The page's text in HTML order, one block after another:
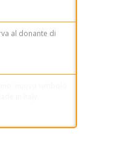
al donante di